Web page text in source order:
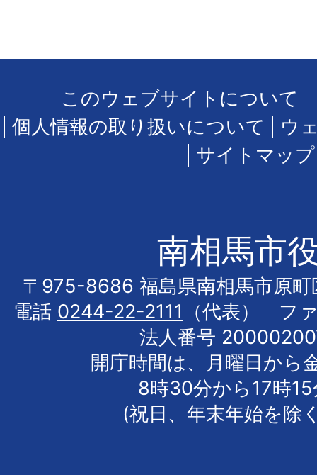
このウェブサイトについて
個人情報の取り扱いについて
ウ
サイトマップ
南相馬市
〒975-8686 福島県南相馬市原町
電話 0244-22-2111
（代表） フ
法人番号
開庁時間は、月曜日から
8時30分から17時
(祝日、年末年始を除